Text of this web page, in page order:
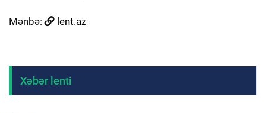
Mənbə: lent.az
Xəbər lenti